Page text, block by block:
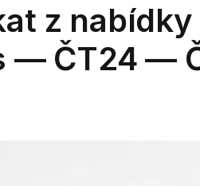
z
— ČT24 —